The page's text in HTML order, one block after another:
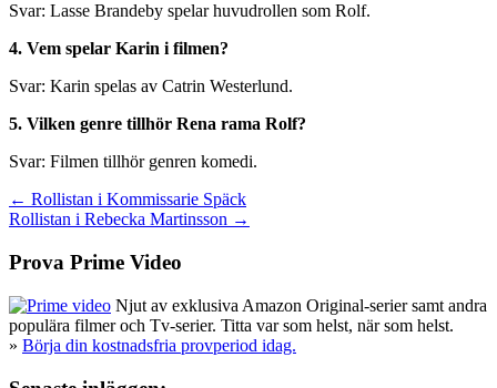
Svar: Lasse Brandeby spelar huvudrollen som Rolf.
4. Vem spelar Karin i filmen?
Svar: Karin spelas av Catrin Westerlund.
5. Vilken genre tillhör Rena rama Rolf?
Svar: Filmen tillhör genren komedi.
Inläggsnavigering
← Rollistan i Kommissarie Späck
Rollistan i Rebecka Martinsson →
Prova Prime Video
Njut av exklusiva Amazon Original-serier samt andra
populära filmer och Tv-serier. Titta var som helst, när som helst.
» Börja din kostnadsfria provperiod idag.